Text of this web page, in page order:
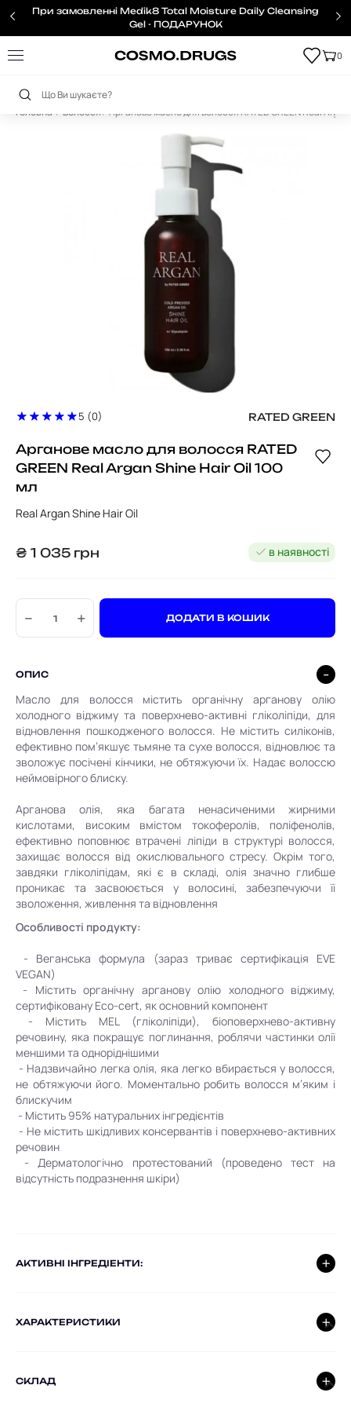
При замовленні Medik8 Total Moisture Daily Cleansing
Gel - ПОДАРУНОК
0
Головна Волосся Арганове масло для волосся RATED GREEN Real
5 (0) RATED GREEN
Арганове масло для волосся RATED
GREEN Real Argan Shine Hair Oil 100
мл
Real Argan Shine Hair Oil
₴ 1 035 грн в наявності
− + ДОДАТИ В КОШИК
ОПИС
Масло для волосся містить органічну арганову олію
холодного віджиму та поверхнево-активні гліколіпіди, для
відновлення пошкодженого волосся. Не містить силіконів,
ефективно пом’якшує тьмяне та сухе волосся, відновлює та
зволожує посічені кінчики, не обтяжуючи їх. Надає волоссю
неймовірного блиску.
Арганова олія, яка багата ненасиченими жирними
кислотами, високим вмістом токоферолів, поліфенолів,
ефективно поповнює втрачені ліпіди в структурі волосся,
захищає волосся від окислювального стресу. Окрім того,
завдяки гліколіпідам, які є в складі, олія значно глибше
проникає та засвоюється у волосині, забезпечуючи її
зволоження, живлення та відновлення
Особливості продукту:
- Веганська формула (зараз триває сертифікація EVE
VEGAN)
- Містить органічну арганову олію холодного віджиму,
сертифіковану Eco-cert, як основний компонент
- Містить MEL (гліколіпіди), біоповерхнево-активну
речовину, яка покращує поглинання, роблячи частинки олії
меншими та одноріднішими
- Надзвичайно легка олія, яка легко вбирається у волосся,
не обтяжуючи його. Моментально робить волосся м’яким і
блискучим
- Містить 95% натуральних інгредієнтів
- Не містить шкідливих консервантів і поверхнево-активних
речовин
- Дерматологічно протестований (проведено тест на
відсутність подразнення шкіри)
AКТИВНІ ІНГРЕДІЕНТИ:
ХАРАКТЕРИСТИКИ
СКЛАД